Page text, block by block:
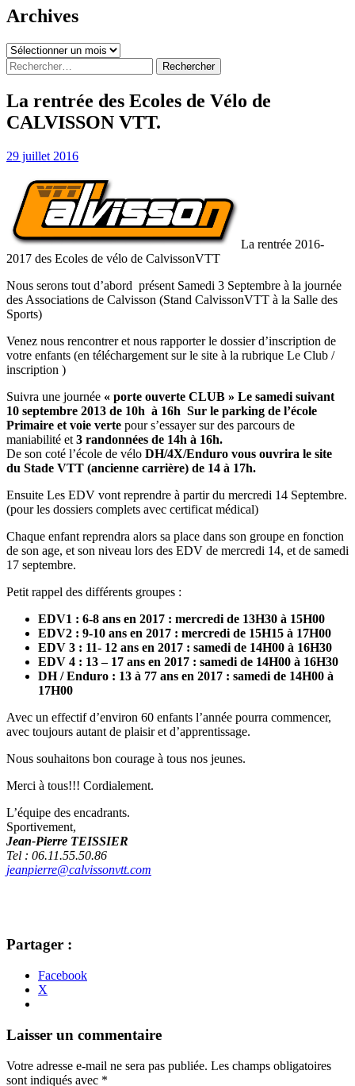
Archives
Archives
Rechercher :
La rentrée des Ecoles de Vélo de
CALVISSON VTT.
29 juillet 2016
La rentrée 2016-
2017 des Ecoles de vélo de CalvissonVTT
Nous serons tout d’abord présent Samedi 3 Septembre à la journée
des Associations de Calvisson (Stand CalvissonVTT à la Salle des
Sports)
Venez nous rencontrer et nous rapporter le dossier d’inscription de
votre enfants (en téléchargement sur le site à la rubrique Le Club /
inscription )
Suivra une journée « porte ouverte CLUB » Le samedi suivant
10 septembre 2013 de 10h à 16h Sur le parking de l’école
Primaire et voie verte pour s’essayer sur des parcours de
maniabilité et 3 randonnées de 14h à 16h.
De son coté l’école de vélo DH/4X/Enduro vous ouvrira le site
du Stade VTT (ancienne carrière) de 14 à 17h.
Ensuite Les EDV vont reprendre à partir du mercredi 14 Septembre.
(pour les dossiers complets avec certificat médical)
Chaque enfant reprendra alors sa place dans son groupe en fonction
de son age, et son niveau lors des EDV de mercredi 14, et de samedi
17 septembre.
Petit rappel des différents groupes :
EDV1 : 6-8 ans en 2017 : mercredi de 13H30 à 15H00
EDV2 : 9-10 ans en 2017 : mercredi de 15H15 à 17H00
EDV 3 : 11- 12 ans en 2017 : samedi de 14H00 à 16H30
EDV 4 : 13 – 17 ans en 2017 : samedi de 14H00 à 16H30
DH / Enduro : 13 à 77 ans en 2017 : samedi de 14H00 à
17H00
Avec un effectif d’environ 60 enfants l’année pourra commencer,
avec toujours autant de plaisir et d’apprentissage.
Nous souhaitons bon courage à tous nos jeunes.
Merci à tous!!! Cordialement.
L’équipe des encadrants.
Sportivement,
Jean-Pierre TEISSIER
Tel : 06.11.55.50.86
jeanpierre@calvissonvtt.com
Partager :
Facebook
X
Navigation
articles
←
→
Laisser un commentaire
Votre adresse e-mail ne sera pas publiée. Les champs obligatoires
sont indiqués avec *